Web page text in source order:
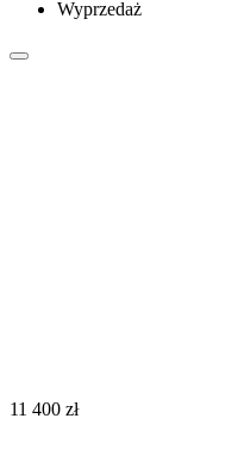
Wyprzedaż
‍11 400‍ zł